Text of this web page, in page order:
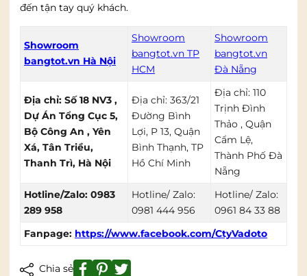
đến tận tay quý khách.
Showroom
bangtot.vn Hà Nội
Showroom
bangtot.vn TP
HCM
Showroom
bangtot.vn
Đà Nẵng
Địa chỉ: Số 18 NV3 ,
Dự Án Tổng Cục 5,
Bộ Công An , Yên
Xá, Tân Triều,
Thanh Trì, Hà Nội
Địa chỉ: 363/21
Đường Bình
Lợi, P 13, Quận
Bình Thạnh, TP
Hồ Chí Minh
Địa chỉ: 110
Trịnh Đình
Thảo , Quận
Cẩm Lệ,
Thành Phố Đà
Nẵng
Hotline/Zalo: 0983
289 958
Hotline/ Zalo:
0981 444 956
Hotline/ Zalo:
0961 84 33 88
Fanpage: https://www.facebook.com/CtyVadoto
Chia sẻ